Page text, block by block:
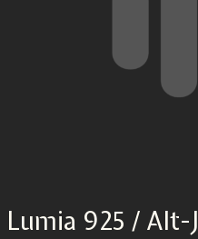
Lumia 925 / Alt-J